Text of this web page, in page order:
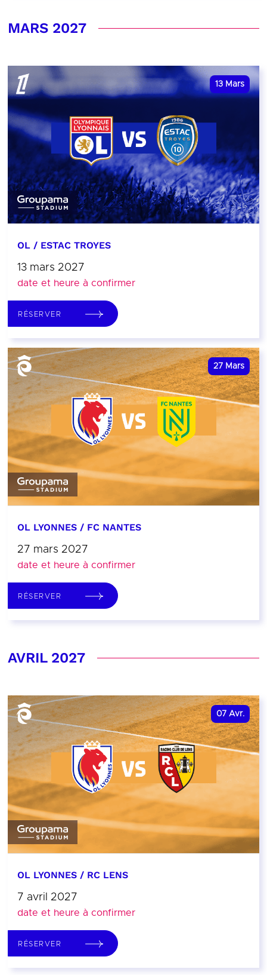
MARS 2027
13 Mars
OL / ESTAC TROYES
13 mars 2027
date et heure à confirmer
RÉSERVER
27 Mars
OL LYONNES / FC NANTES
27 mars 2027
date et heure à confirmer
RÉSERVER
AVRIL 2027
07 Avr.
OL LYONNES / RC LENS
7 avril 2027
date et heure à confirmer
RÉSERVER